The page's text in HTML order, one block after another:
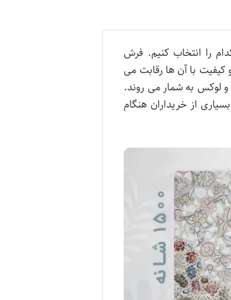
را انتخاب کنیم. فرش
کیفیت با آن ها رقابت می
و لوکس به شمار می روند.
از خریداران هنگام